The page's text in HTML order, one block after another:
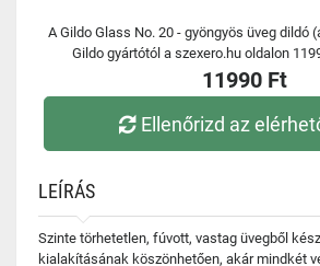
A Gildo Glass No. 20 - gyöngyös üveg dildó
Gildo gyártótól a szexero.hu oldalon
11990 Ft
Ellenőrizd az
LEÍRÁS
Szinte törhetetlen, fúvott, vastag üvegből
kialakításának köszönhetően, akár mindkét